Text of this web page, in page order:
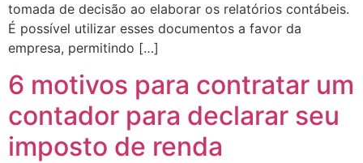
tomada de decisão ao elaborar os relatórios contábeis.
É possível utilizar esses documentos a favor da
empresa, permitindo […]
6 motivos para contratar um
contador para declarar seu
imposto de renda